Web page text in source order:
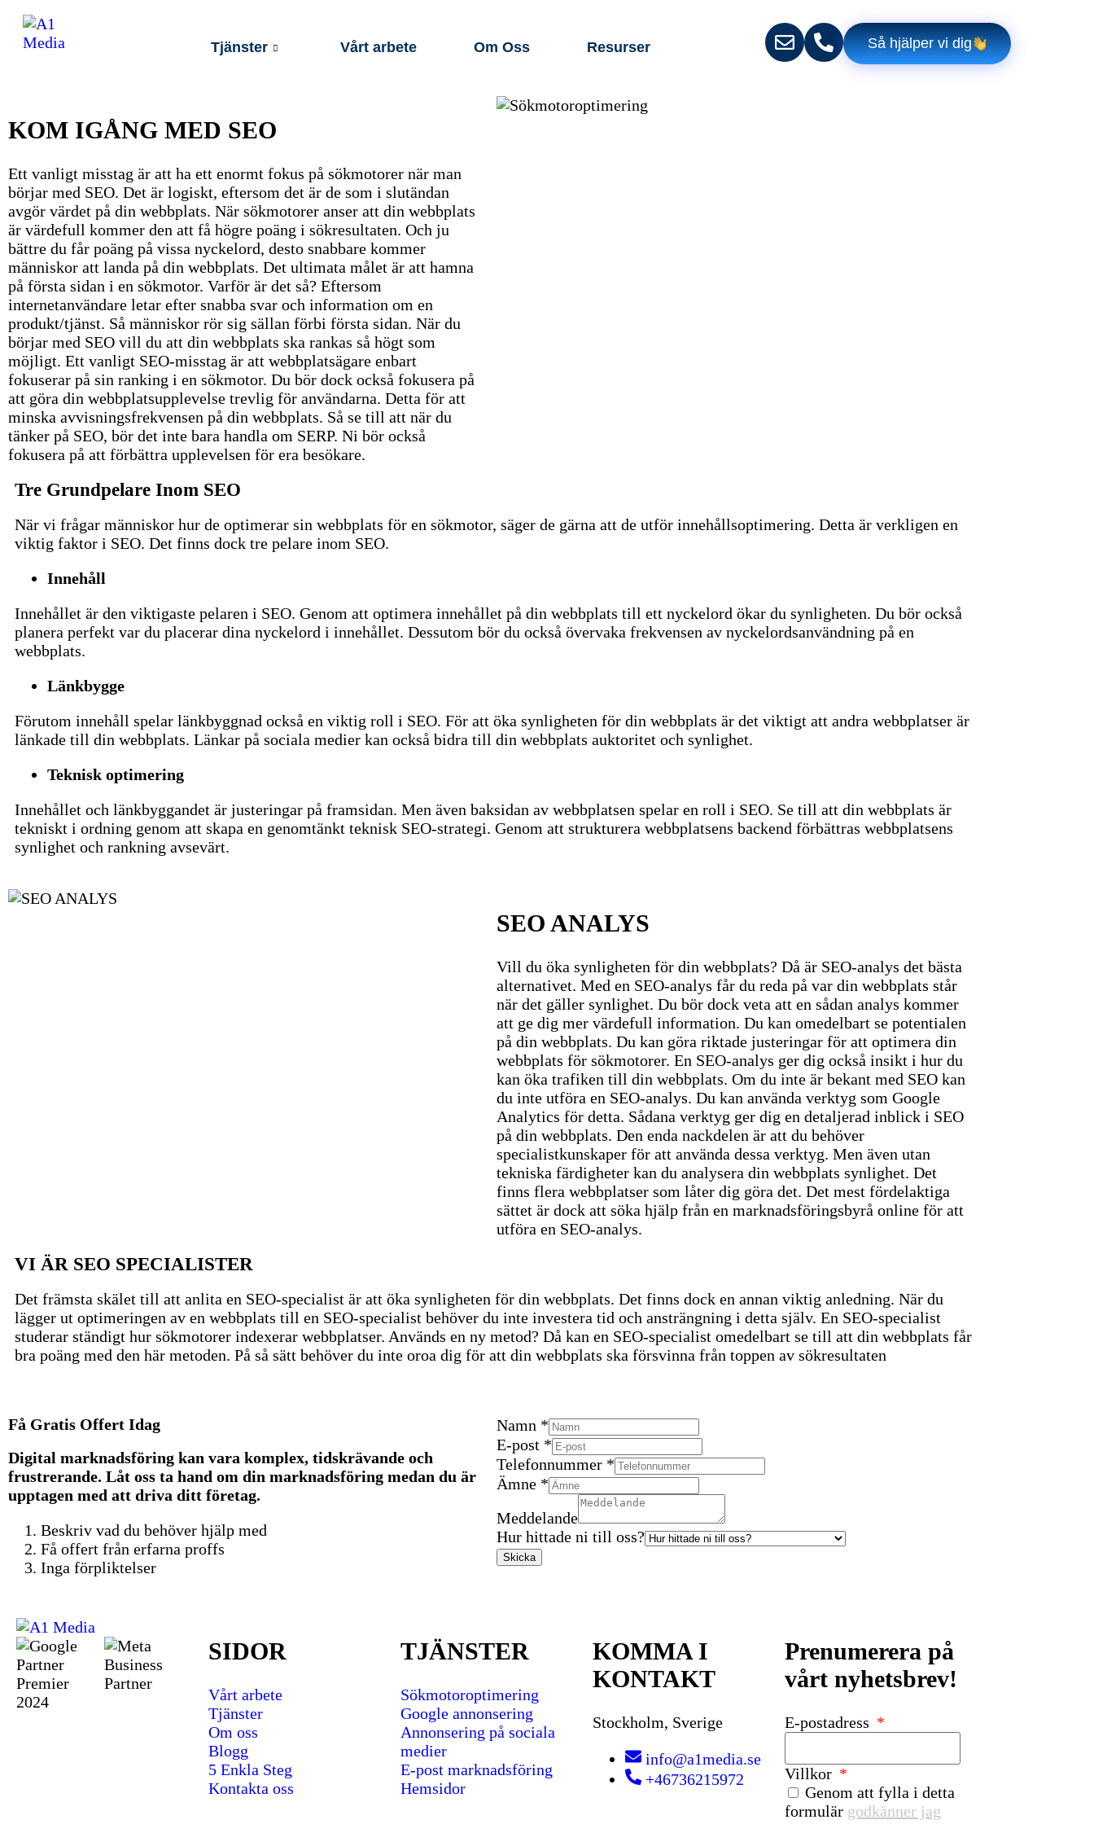
Tjänster Vårt arbete Om Oss Resurser Så hjälper vi dig
KOM IGÅNG MED SEO
Ett vanligt misstag är att ha ett enormt fokus på sökmotorer när man
börjar med SEO. Det är logiskt, eftersom det är de som i slutändan
avgör värdet på din webbplats. När sökmotorer anser att din webbplats
är värdefull kommer den att få högre poäng i sökresultaten. Och ju
bättre du får poäng på vissa nyckelord, desto snabbare kommer
människor att landa på din webbplats. Det ultimata målet är att hamna
på första sidan i en sökmotor. Varför är det så? Eftersom
internetanvändare letar efter snabba svar och information om en
produkt/tjänst. Så människor rör sig sällan förbi första sidan. När du
börjar med SEO vill du att din webbplats ska rankas så högt som
möjligt. Ett vanligt SEO-misstag är att webbplatsägare enbart
fokuserar på sin ranking i en sökmotor. Du bör dock också fokusera på
att göra din webbplatsupplevelse trevlig för användarna. Detta för att
minska avvisningsfrekvensen på din webbplats. Så se till att när du
tänker på SEO, bör det inte bara handla om SERP. Ni bör också
fokusera på att förbättra upplevelsen för era besökare.
Tre Grundpelare Inom SEO
När vi frågar människor hur de optimerar sin webbplats för en sökmotor, säger de gärna att de utför innehållsoptimering. Detta är verkligen en
viktig faktor i SEO. Det finns dock tre pelare inom SEO.
Innehåll
Innehållet är den viktigaste pelaren i SEO. Genom att optimera innehållet på din webbplats till ett nyckelord ökar du synligheten. Du bör också
planera perfekt var du placerar dina nyckelord i innehållet. Dessutom bör du också övervaka frekvensen av nyckelordsanvändning på en
webbplats.
Länkbygge
Förutom innehåll spelar länkbyggnad också en viktig roll i SEO. För att öka synligheten för din webbplats är det viktigt att andra webbplatser är
länkade till din webbplats. Länkar på sociala medier kan också bidra till din webbplats auktoritet och synlighet.
Teknisk optimering
Innehållet och länkbyggandet är justeringar på framsidan. Men även baksidan av webbplatsen spelar en roll i SEO. Se till att din webbplats är
tekniskt i ordning genom att skapa en genomtänkt teknisk SEO-strategi. Genom att strukturera webbplatsens backend förbättras webbplatsens
synlighet och rankning avsevärt.
SEO ANALYS
Vill du öka synligheten för din webbplats? Då är SEO-analys det bästa
alternativet. Med en SEO-analys får du reda på var din webbplats står
när det gäller synlighet. Du bör dock veta att en sådan analys kommer
att ge dig mer värdefull information. Du kan omedelbart se potentialen
på din webbplats. Du kan göra riktade justeringar för att optimera din
webbplats för sökmotorer. En SEO-analys ger dig också insikt i hur du
kan öka trafiken till din webbplats. Om du inte är bekant med SEO kan
du inte utföra en SEO-analys. Du kan använda verktyg som Google
Analytics för detta. Sådana verktyg ger dig en detaljerad inblick i SEO
på din webbplats. Den enda nackdelen är att du behöver
specialistkunskaper för att använda dessa verktyg. Men även utan
tekniska färdigheter kan du analysera din webbplats synlighet. Det
finns flera webbplatser som låter dig göra det. Det mest fördelaktiga
sättet är dock att söka hjälp från en marknadsföringsbyrå online för att
utföra en SEO-analys.
VI ÄR SEO SPECIALISTER
Det främsta skälet till att anlita en SEO-specialist är att öka synligheten för din webbplats. Det finns dock en annan viktig anledning. När du
lägger ut optimeringen av en webbplats till en SEO-specialist behöver du inte investera tid och ansträngning i detta själv. En SEO-specialist
studerar ständigt hur sökmotorer indexerar webbplatser. Används en ny metod? Då kan en SEO-specialist omedelbart se till att din webbplats får
bra poäng med den här metoden. På så sätt behöver du inte oroa dig för att din webbplats ska försvinna från toppen av sökresultaten
Få Gratis Offert Idag
Digital marknadsföring kan vara komplex, tidskrävande och
frustrerande. Låt oss ta hand om din marknadsföring medan du är
upptagen med att driva ditt företag.
Beskriv vad du behöver hjälp med
Få offert från erfarna proffs
Inga förpliktelser
Namn *
E-post *
Telefonnummer *
Ämne *
ni
Telefonnummer
Meddelande
Hur hittade ni till oss?
Skicka
SIDOR
Vårt arbete
Tjänster
Om oss
Blogg
5 Enkla Steg
Kontakta oss
TJÄNSTER
Sökmotoroptimering
Google annonsering
Annonsering på sociala
medier
E-post marknadsföring
Hemsidor
KOMMA I
KONTAKT
Stockholm, Sverige
info@a1media.se
+46736215972
Prenumerera på
vårt nyhetsbrev!
E-postadress
Villkor
Genom att fylla i detta
formulär godkänner jag